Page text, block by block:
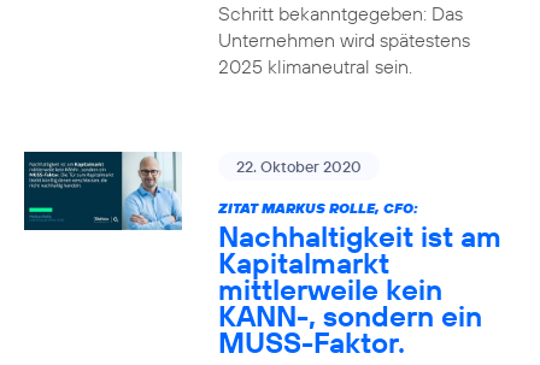
Schritt bekanntgegeben: Das
Unternehmen wird spätestens
2025 klimaneutral sein.
22. Oktober 2020
ZITAT MARKUS ROLLE, CFO:
Nachhaltigkeit ist am
Kapitalmarkt
mittlerweile kein
KANN-, sondern ein
MUSS-Faktor.